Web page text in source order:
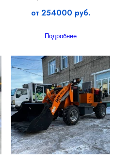
от 254000 руб.
Подробнее